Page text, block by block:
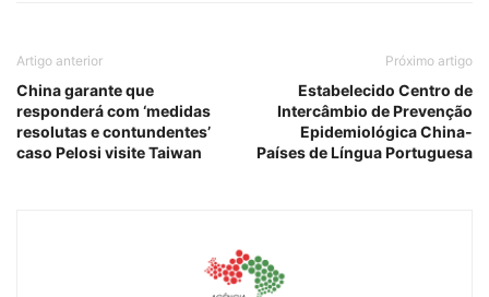
Artigo anterior
China garante que
responderá com ‘medidas
resolutas e contundentes’
caso Pelosi visite Taiwan
Próximo artigo
Estabelecido Centro de
Intercâmbio de Prevenção
Epidemiológica China-
Países de Língua Portuguesa